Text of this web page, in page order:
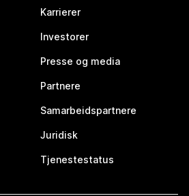
Karrierer
Investorer
Presse og media
Partnere
Samarbeidspartnere
Juridisk
Tjenestestatus